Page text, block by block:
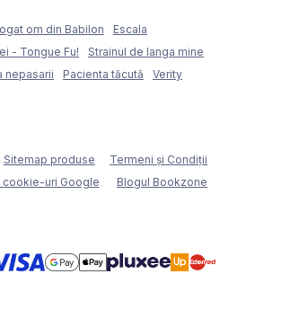
om din Babilon
Escala
- Tongue Fu!
Strainul de langa mine
nepasarii Pacienta tăcută
Verity
Sitemap produse
Termeni şi Condiţii
cookie-uri Google
Blogul Bookzone